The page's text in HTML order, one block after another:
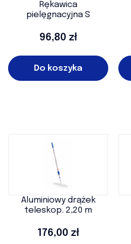
Rękawica
pielęgnacyjna S
Cena
96,80 zł
Do koszyka
Aluminiowy drążek
teleskop. 2,20 m
Cena
176,00 zł